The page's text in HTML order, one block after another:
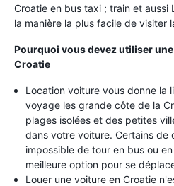
Croatie en bus taxi ; train et
la manière la plus facile de visiter
Pourquoi vous devez utiliser
Croatie
Location voiture vous donne la
voyage les grande côte de la
plages isolées et des petites
dans votre voiture. Certains de
impossible de tour en bus ou
meilleure option pour se
Louer une voiture en Croatie